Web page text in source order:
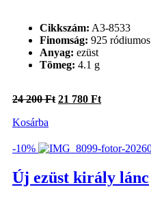
Cikkszám: A3-8533
Finomság: 925 ródiumos
Anyag: ezüst
Tömeg: 4.1 g
24 200Ft Original
200 Ft.
21 780 FtCurrent
780 Ft.
Kosárba
-10%
Új ezüst király lánc